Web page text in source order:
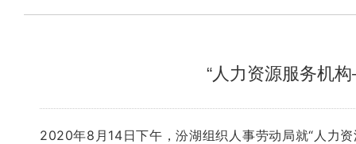
“人力资源服务机
2020年8月14日下午，汾湖组织人事劳动局就“人力